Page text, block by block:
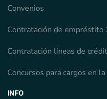
Convenios
Contratación de empréstito
Contratación líneas de
Concursos para cargos en
INFO